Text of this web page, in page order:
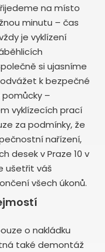
na místo
minutu – čas
je vyklízení
si ujasníme
k bezpečné
–
vyklízecích prací
za podmínky, že
nařízení,
desek v Praze 10 v
ušetřit váš
všech úkonů.
o nakládku
také demontáž